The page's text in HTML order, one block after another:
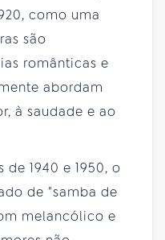
como uma
são
românticas e
abordam
à saudade e ao
1940 e 1950, o
de "samba de
melancólico e